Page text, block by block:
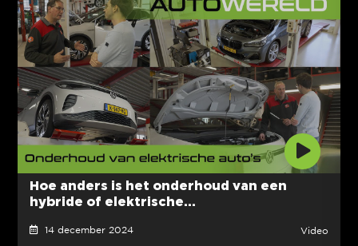
Hoe anders is het onderhoud van een
hybride of elektrische...
14 december 2024 Video